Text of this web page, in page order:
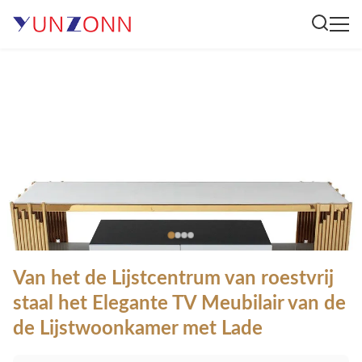
Van het de Lijstcentrum van roestvrij
staal het Elegante TV Meubilair van de
de Lijstwoonkamer met Lade